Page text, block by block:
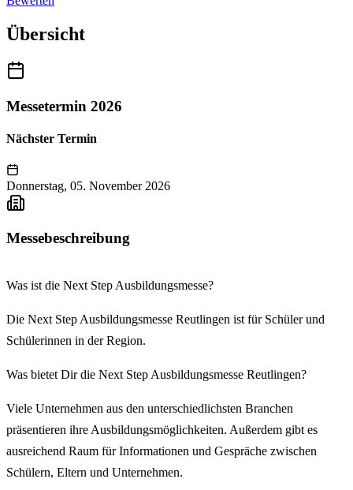
Übersicht
Messetermin 2026
Nächster Termin
Donnerstag, 05. November 2026
Messebeschreibung
Was ist die Next Step Ausbildungsmesse?
Die Next Step Ausbildungsmesse Reutlingen ist für Schüler und
Schülerinnen in der Region.
Was bietet Dir die Next Step Ausbildungsmesse Reutlingen?
Viele Unternehmen aus den unterschiedlichsten Branchen
präsentieren ihre Ausbildungsmöglichkeiten. Außerdem gibt es
ausreichend Raum für Informationen und Gespräche zwischen
Schülern, Eltern und Unternehmen.